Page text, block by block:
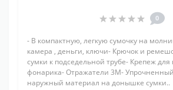
0
- В компактную, легкую сумочку на
камера , деньги, ключи- Крючок и
сумки к подседельной трубе- Крепеж для
фонарика- Отражатели 3M-
наружный материал на донышке сумки..